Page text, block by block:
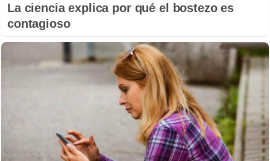
La ciencia explica por qué el bostezo es
contagioso